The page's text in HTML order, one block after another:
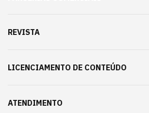
REVISTA
LICENCIAMENTO DE CONTEÚDO
ATENDIMENTO